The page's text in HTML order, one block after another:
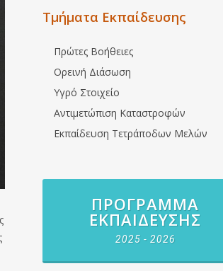
Τμήματα Εκπαίδευσης
Πρώτες Βοήθειες
Ορεινή Διάσωση
Υγρό Στοιχείο
Αντιμετώπιση Καταστροφών
Εκπαίδευση Τετράποδων Μελών
ΠΡΌΓΡΑΜΜΑ
ΕΚΠΑΊΔΕΥΣΗΣ
2025 - 2026